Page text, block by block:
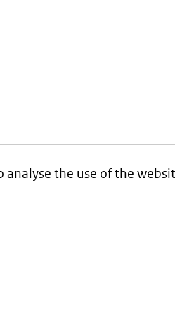
analyse the use of the